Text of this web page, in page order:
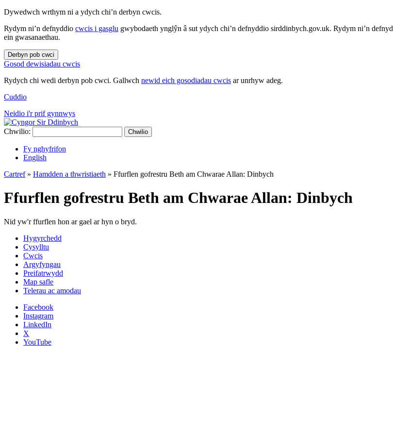
Dywedwch wrthym ni a ydych chi’n derbyn cwcis.
Rydym ni’n defnyddio cwcis i gasglu gwybodaeth ynglŷn â sut ydych chi’n defnyddio sirddinbych.gov.uk. Rydym ni’n
ein gwasanaethau.
Derbyn pob cwci
Gosod dewisiadau cwcis
Rydych chi wedi derbyn pob cwci. Gallwch newid eich gosodiadau cwcis ar unrhyw adeg.
Cuddio
Neidio i'r prif gynnwys
Chwilio: Chwilio
Fy nghyfrifon
English
Cartref» Hamdden a thwristiaeth » Ffurflen gofrestru Beth am Chwarae Allan: Dinbych
Ffurflen gofrestru Beth am Chwarae Allan: Dinbych
Nid yw'r ffurflen hon ar gael ar hyn o bryd.
Hygyrchedd
Cysylltu
Cwcis
Argyfyngau
Preifatrwydd
Map safle
Telerau ac amodau
Facebook
Instagram
LinkedIn
X
YouTube